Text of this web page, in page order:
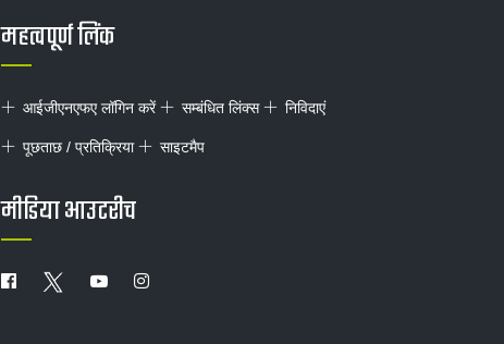
महत्वपूर्ण लिंक
आईजीएनएफए लॉगिन करें सम्बंधित लिंक्स निविदाएं
पूछताछ / प्रतिक्रिया साइटमैप
मीडिया आउटरीच